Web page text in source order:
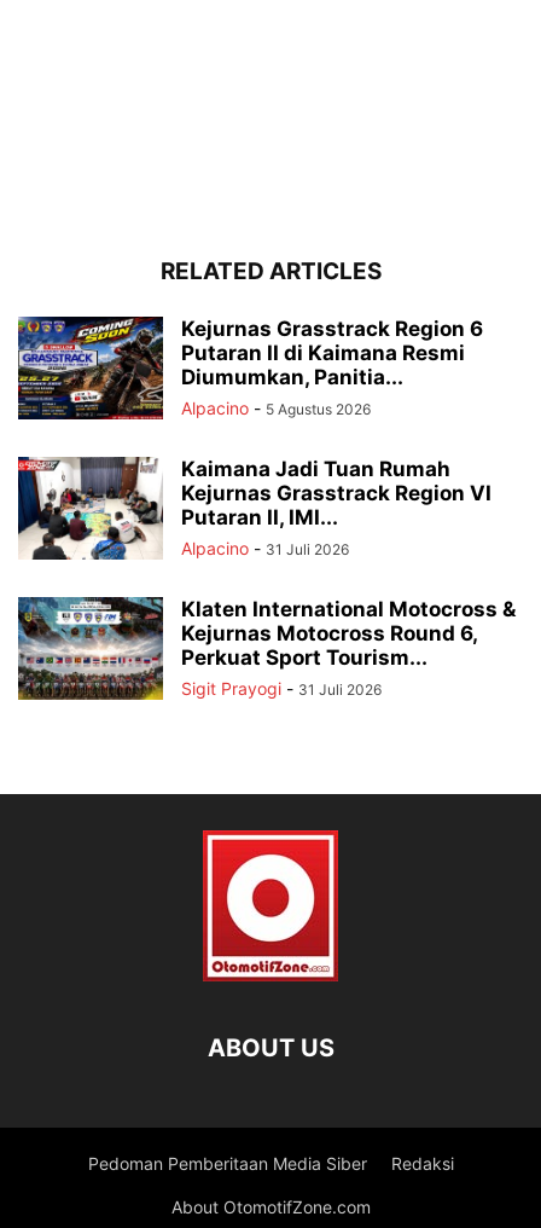
RELATED ARTICLES
Kejurnas Grasstrack Region 6
Putaran II di Kaimana Resmi
Diumumkan, Panitia...
Alpacino - 5 Agustus 2026
Kaimana Jadi Tuan Rumah
Kejurnas Grasstrack Region VI
Putaran II, IMI...
Alpacino - 31 Juli 2026
Klaten International Motocross &
Kejurnas Motocross Round 6,
Perkuat Sport Tourism...
Sigit Prayogi - 31 Juli 2026
ABOUT US
Pedoman Pemberitaan Media Siber Redaksi
About OtomotifZone.com